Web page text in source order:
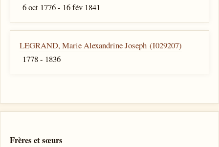
6 oct 1776 - 16 fév 1841
LEGRAND, Marie Alexandrine Joseph (I029207)
1778 - 1836
Frères et sœurs